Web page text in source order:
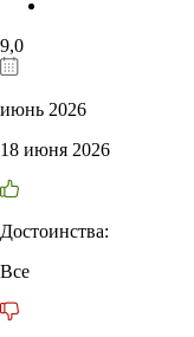
9,0
июнь 2026
18 июня 2026
Достоинства:
Все